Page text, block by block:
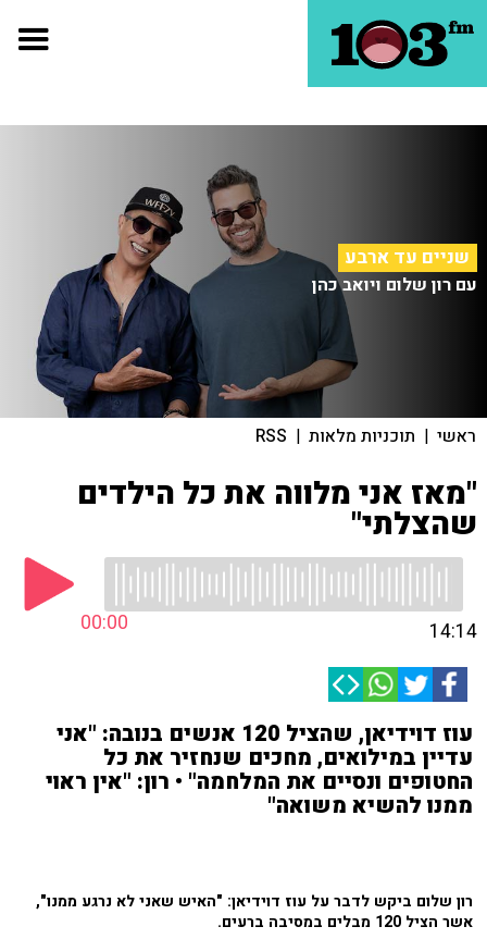
שניים עד ארבע
עם רון שלום ויואב כהן
ראשי | תוכניות מלאות |
RSS
"מאז אני מלווה את כל הילדים
שהצלתי"
00:00 14:14
עוז דוידיאן, שהציל 120 אנשים בנובה: "אני
עדיין במילואים, מחכים שנחזיר את כל
החטופים ונסיים את המלחמה" • רון: "אין ראוי
ממנו להשיא משואה"
רון שלום ביקש לדבר על עוז דוידיאן: "האיש שאני לא נרגע ממנו",
אשר הציל 120 מבלים במסיבה ברעים.